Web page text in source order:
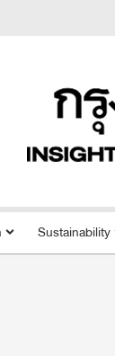
Sustainability